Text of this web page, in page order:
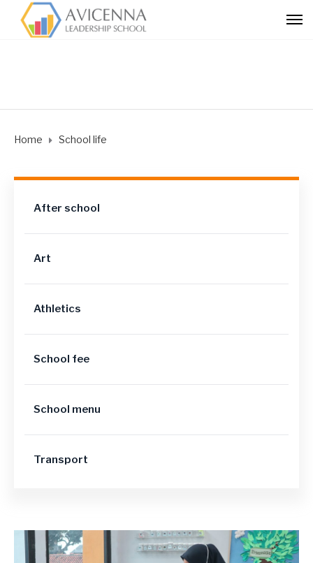
Home School life
After school
Art
Athletics
School fee
School menu
Transport